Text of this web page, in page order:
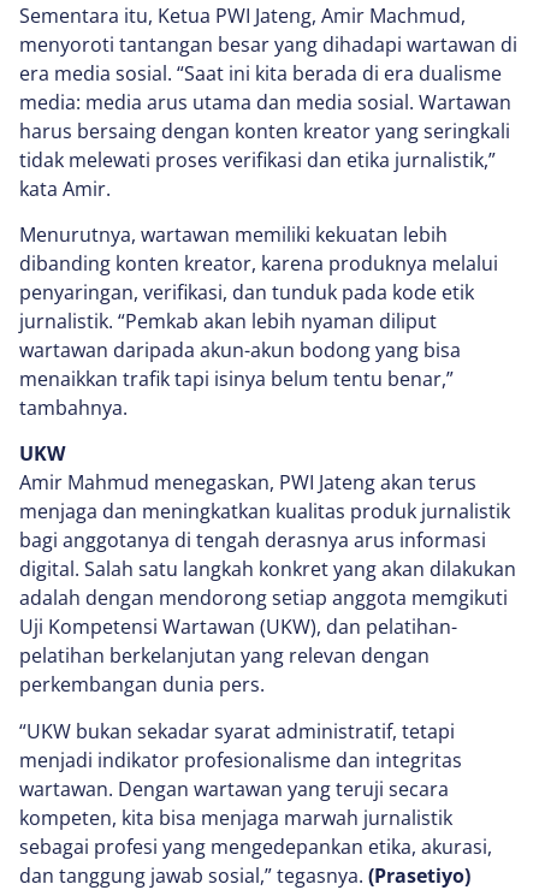
Sementara itu, Ketua PWI Jateng, Amir Machmud,
menyoroti tantangan besar yang dihadapi wartawan di
era media sosial. “Saat ini kita berada di era dualisme
media: media arus utama dan media sosial. Wartawan
harus bersaing dengan konten kreator yang seringkali
tidak melewati proses verifikasi dan etika jurnalistik,”
kata Amir.
Menurutnya, wartawan memiliki kekuatan lebih
dibanding konten kreator, karena produknya melalui
penyaringan, verifikasi, dan tunduk pada kode etik
jurnalistik. “Pemkab akan lebih nyaman diliput
wartawan daripada akun-akun bodong yang bisa
menaikkan trafik tapi isinya belum tentu benar,”
tambahnya.
UKW
Amir Mahmud menegaskan, PWI Jateng akan terus
menjaga dan meningkatkan kualitas produk jurnalistik
bagi anggotanya di tengah derasnya arus informasi
digital. Salah satu langkah konkret yang akan dilakukan
adalah dengan mendorong setiap anggota memgikuti
Uji Kompetensi Wartawan (UKW), dan pelatihan-
pelatihan berkelanjutan yang relevan dengan
perkembangan dunia pers.
“UKW bukan sekadar syarat administratif, tetapi
menjadi indikator profesionalisme dan integritas
wartawan. Dengan wartawan yang teruji secara
kompeten, kita bisa menjaga marwah jurnalistik
sebagai profesi yang mengedepankan etika, akurasi,
dan tanggung jawab sosial,” tegasnya. (Prasetiyo)